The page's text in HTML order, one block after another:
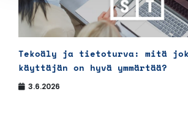
Tekoäly ja tietoturva: mitä
käyttäjän on hyvä ymmärtää?
3.6.2026